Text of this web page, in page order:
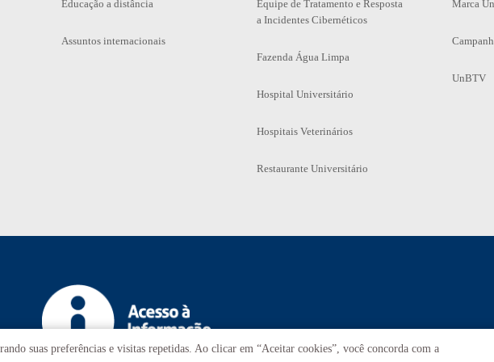
Educação a distância
Assuntos internacionais
Equipe de Tratamento e Resposta
a Incidentes Cibernéticos
Fazenda Água Limpa
Hospital Universitário
Hospitais Veterinários
Restaurante Universitário
Marca
UnBTV
suas preferências e visitas repetidas. Ao clicar em “Aceitar cookies”, você concorda com a